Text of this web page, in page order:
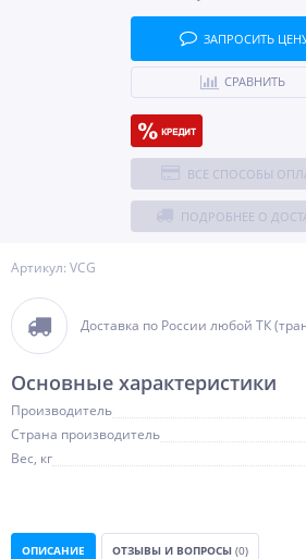
Артикул: VCG
Доставка по России любой ТК
ЗАПРОСИТЬ
СРАВНИТЬ
ВСЕ СПОСОБЫ
ПОДРОБНЕЕ О
Основные характеристики
Производитель
Страна производитель
Вес, кг
ОПИСАНИЕ ОТЗЫВЫ И ВОПРОСЫ (0)